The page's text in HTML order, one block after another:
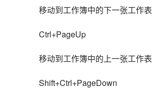
移动到工作簿中的下一张工作表
Ctrl+PageUp
移动到工作簿中的上一张工作表
Shift+Ctrl+PageDown